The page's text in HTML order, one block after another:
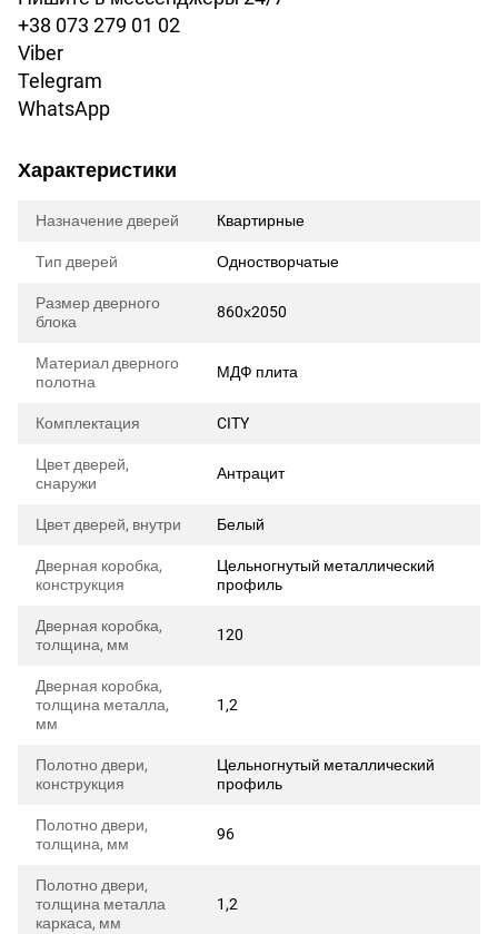
+38 073 279 01 02
Viber
Telegram
WhatsApp
Характеристики
Назначение дверей Квартирные
Тип дверей Одностворчатые
Размер дверного
блока
860х2050
Материал дверного
полотна
МДФ плита
Комплектация CITY
Цвет дверей,
снаружи
Антрацит
Цвет дверей, внутри Белый
Дверная коробка,
конструкция
Цельногнутый металлический
профиль
Дверная коробка,
толщина, мм
120
Дверная коробка,
толщина металла,
мм
1,2
Полотно двери,
конструкция
Цельногнутый металлический
профиль
Полотно двери,
толщина, мм
96
Полотно двери,
толщина металла
каркаса, мм
1,2